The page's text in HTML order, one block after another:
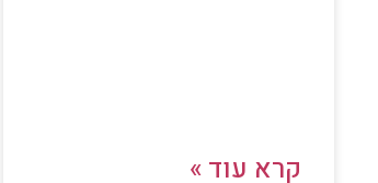
קרא עוד »